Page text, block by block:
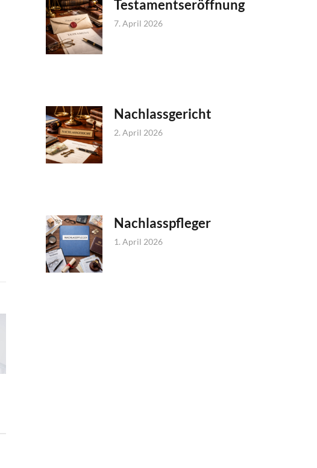
Testamentseröffnung
7. April 2026
Nachlassgericht
2. April 2026
Nachlasspfleger
1. April 2026